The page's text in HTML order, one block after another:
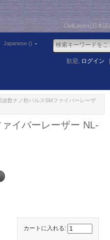
CivilLasers(日本語)
Japanese ()
歓迎, ログイン
数ナノ秒パルスSMファイバーレーザ
イバーレーザー NL-
カートに入れる: